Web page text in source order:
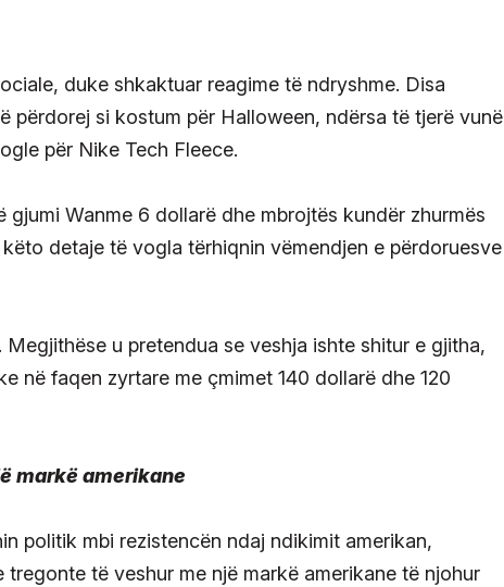
duke shkaktuar reagime të ndryshme. Disa
përdorej si kostum për Halloween, ndërsa të tjerë vunë
për Nike Tech Fleece.
Wanme 6 dollarë dhe mbrojtës kundër zhurmës
detaje të vogla tërhiqnin vëmendjen e përdoruesve
u pretendua se veshja ishte shitur e gjitha,
në faqen zyrtare me çmimet 140 dollarë dhe 120
markë amerikane
politik mbi rezistencën ndaj ndikimit amerikan,
të veshur me një markë amerikane të njohur